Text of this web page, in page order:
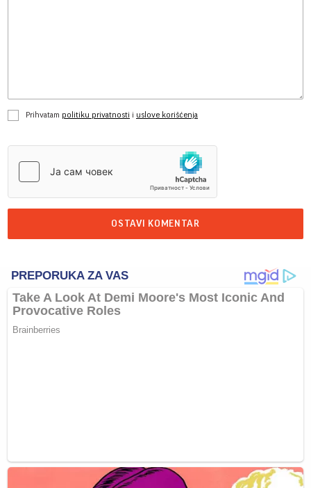
Prihvatam politiku privatnosti i uslove korišćenja
OSTAVI KOMENTAR